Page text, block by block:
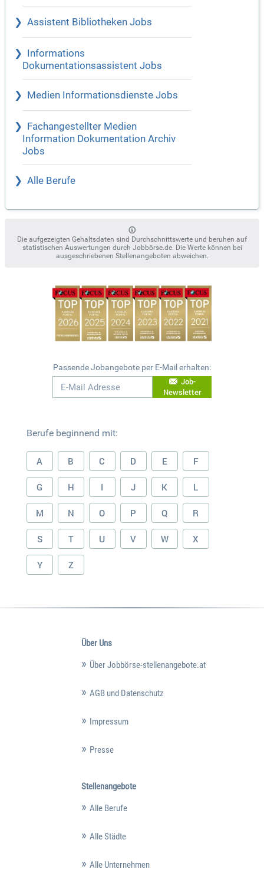
Assistent Bibliotheken Jobs
Informations
Dokumentationsassistent Jobs
Medien Informationsdienste Jobs
Fachangestellter Medien
Information Dokumentation Archiv
Jobs
Alle Berufe
Die aufgezeigten Gehaltsdaten sind Durchschnittswerte und beruhen auf
statistischen Auswertungen durch Jobbörse.de. Die Werte können bei
ausgeschriebenen Stellenangeboten abweichen.
Passende Jobangebote per E-Mail erhalten:
Job-
Newsletter
Berufe beginnend mit:
A B C D E F
G H I J K L
M N O P Q R
S T U V W X
Y Z
Über Uns
Über Jobbörse-stellenangebote.at
AGB und Datenschutz
Impressum
Presse
Stellenangebote
Alle Berufe
Alle Städte
Alle Unternehmen